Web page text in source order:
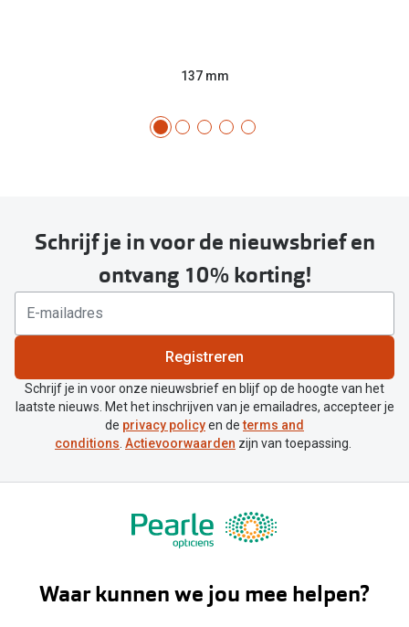
137 mm
Schrijf je in voor de nieuwsbrief en
ontvang 10% korting!
Registreren
Schrijf je in voor onze nieuwsbrief en blijf op de hoogte van het
laatste nieuws. Met het inschrijven van je emailadres, accepteer je
de privacy policyen determs and
conditions Actievoorwaarden zijn van toepassing.
Waar kunnen we jou mee helpen?